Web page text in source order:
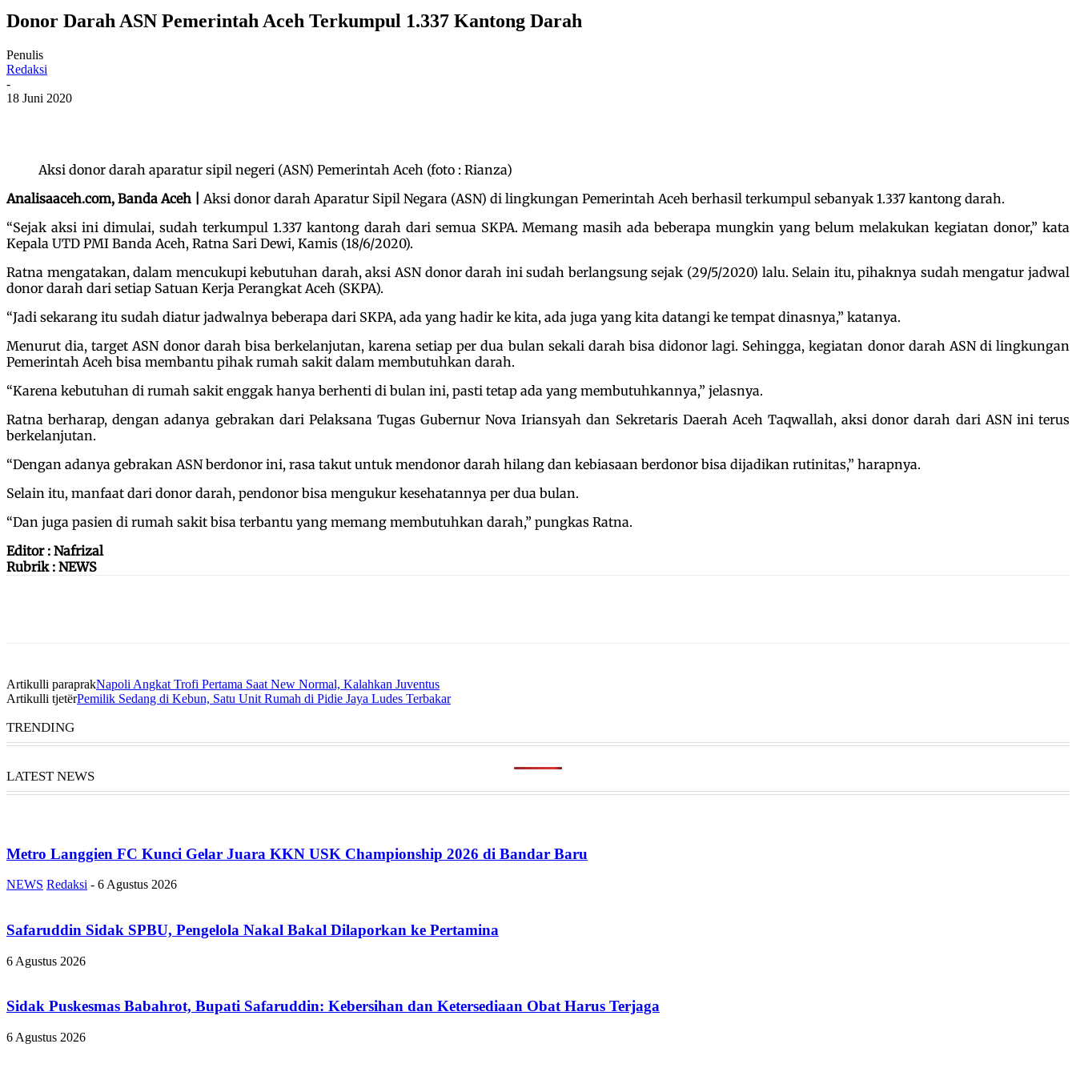
Donor Darah ASN Pemerintah Aceh Terkumpul 1.337 Kantong Darah
Penulis
Redaksi
-
18 Juni 2020
Aksi donor darah aparatur sipil negeri (ASN) Pemerintah Aceh (foto : Rianza)
Analisaaceh.com, Banda Aceh |
Aksi donor darah Aparatur Sipil Negara (ASN) di lingkungan Pemerintah Aceh berhasil terkumpul sebanyak 1.337 kantong darah.
“Sejak aksi ini dimulai, sudah terkumpul 1.337 kantong darah dari semua SKPA. Memang masih ada beberapa mungkin yang belum melakukan kegiatan donor,” kata
Kepala UTD PMI Banda Aceh, Ratna Sari Dewi, Kamis (18/6/2020).
Ratna mengatakan, dalam mencukupi kebutuhan darah, aksi ASN donor darah ini sudah berlangsung sejak (29/5/2020) lalu. Selain itu, pihaknya sudah mengatur jadwal
donor darah dari setiap Satuan Kerja Perangkat Aceh (SKPA).
“Jadi sekarang itu sudah diatur jadwalnya beberapa dari SKPA, ada yang hadir ke kita, ada juga yang kita datangi ke tempat dinasnya,” katanya.
Menurut dia, target ASN donor darah bisa berkelanjutan, karena setiap per dua bulan sekali darah bisa didonor lagi. Sehingga, kegiatan donor darah ASN di lingkungan
Pemerintah Aceh bisa membantu pihak rumah sakit dalam membutuhkan darah.
“Karena kebutuhan di rumah sakit enggak hanya berhenti di bulan ini, pasti tetap ada yang membutuhkannya,” jelasnya.
Ratna berharap, dengan adanya gebrakan dari Pelaksana Tugas Gubernur Nova Iriansyah dan Sekretaris Daerah Aceh Taqwallah, aksi donor darah dari ASN ini terus
berkelanjutan.
“Dengan adanya gebrakan ASN berdonor ini, rasa takut untuk mendonor darah hilang dan kebiasaan berdonor bisa dijadikan rutinitas,” harapnya.
Selain itu, manfaat dari donor darah, pendonor bisa mengukur kesehatannya per dua bulan.
“Dan juga pasien di rumah sakit bisa terbantu yang memang membutuhkan darah,” pungkas Ratna.
Editor : Nafrizal
Rubrik : NEWS
Artikulli paraprakNapoli Angkat Trofi Pertama Saat New Normal, Kalahkan Juventus
Artikulli tjetërPemilik Sedang di Kebun, Satu Unit Rumah di Pidie Jaya Ludes Terbakar
TRENDING
LATEST NEWS
Metro Langgien FC Kunci Gelar Juara KKN USK Championship 2026 di Bandar Baru
NEWS Redaksi - 6 Agustus 2026
Safaruddin Sidak SPBU, Pengelola Nakal Bakal Dilaporkan ke Pertamina
6 Agustus 2026
Sidak Puskesmas Babahrot, Bupati Safaruddin: Kebersihan dan Ketersediaan Obat Harus Terjaga
6 Agustus 2026